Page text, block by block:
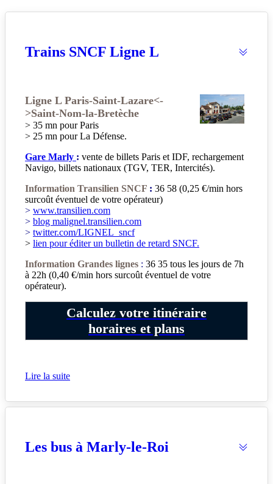
Trains SNCF Ligne L
Ligne L Paris-Saint-Lazare<-
>Saint-Nom-la-Bretèche
> 35 mn pour Paris
> 25 mn pour La Défense.
Gare Marly : vente de billets Paris et IDF, rechargement
Navigo, billets nationaux (TGV, TER, Intercités).
Information Transilien SNCF : 36 58 (0,25 €/min hors
surcoût éventuel de votre opérateur)
> www.transilien.com
> blog malignel.transilien.com
> twitter.com/LIGNEL_sncf
> lien pour éditer un bulletin de retard SNCF.
Information Grandes lignes : 36 35 tous les jours de 7h
à 22h (0,40 €/min hors surcoût éventuel de votre
opérateur).
Calculez votre itinéraire
horaires et plans
Lire la suite
Les bus à Marly-le-Roi